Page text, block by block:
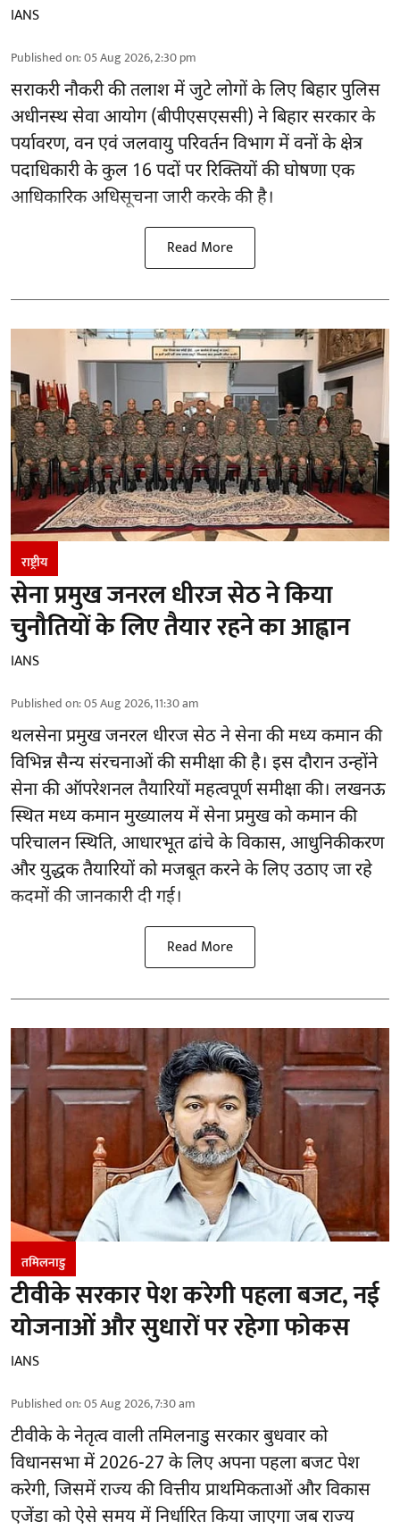
IANS
Published on:05 Aug 2026, 2:30 pm
सराकरी नौकरी की तलाश में जुटे लोगों के लिए बिहार पुलिस
अधीनस्थ सेवा आयोग (बीपीएसएससी) ने बिहार सरकार के
पर्यावरण, वन एवं जलवायु परिवर्तन विभाग में वनों के क्षेत्र
पदाधिकारी के कुल 16 पदों पर रिक्तियों की घोषणाएक
आधिकारिक अधिसूचना जारी करके की है।
Read More
राष्ट्रीय
सेना प्रमुख जनरल धीरज सेठ ने किया
चुनौतियों के लिए तैयार रहने का आह्वान
IANS
Published on:05 Aug 2026, 11:30 am
थलसेना प्रमुख जनरल धीरज सेठ ने सेना की मध्य कमान की
विभिन्न सैन्य संरचनाओं की समीक्षा की है। इस दौरान उन्होंने
सेना की ऑपरेशनल तैयारियों महत्वपूर्ण समीक्षा की। लखनऊ
स्थित मध्य कमान मुख्यालय में सेना प्रमुख को कमान की
परिचालन स्थिति, आधारभूत ढांचे के विकास, आधुनिकीकरण
और युद्धक तैयारियों को मजबूत करने के लिए उठाए जा रहे
कदमों की जानकारी दी गई।
Read More
तमिलनाडु
टीवीके सरकार पेश करेगी पहला बजट, नई
योजनाओं और सुधारों पर रहेगा फोकस
IANS
Published on:05 Aug 2026, 7:30 am
टीवीके के नेतृत्व वालीतमिलनाडु सरकारबुधवार को
विधानसभा में 2026-27 के लिए अपना पहला बजट पेश
करेगी, जिसमें राज्य की वित्तीय प्राथमिकताओं और विकास
एजेंडा को ऐसे समय में निर्धारित किया जाएगा जब राज्य